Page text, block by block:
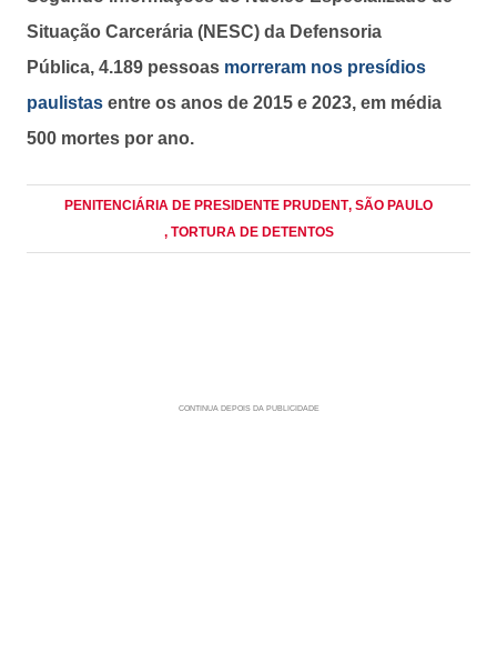
Situação Carcerária (NESC) da Defensoria
Pública, 4.189 pessoas morreram nos presídios
paulistas entre os anos de 2015 e 2023, em média
500 mortes por ano.
PENITENCIÁRIA DE PRESIDENTE PRUDENT, SÃO PAULO
, TORTURA DE DETENTOS